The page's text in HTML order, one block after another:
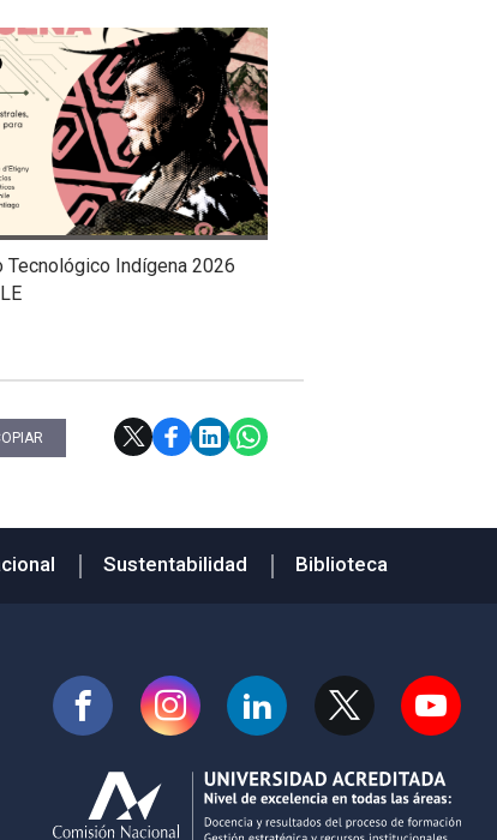
Tecnológico Indígena 2026
Sustentabilidad Biblioteca